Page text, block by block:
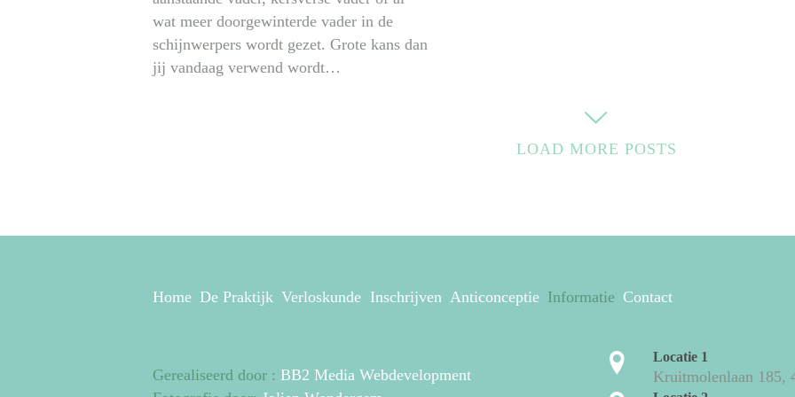
wat meer doorgewinterde vader in de
schijnwerpers wordt gezet. Grote kans dan
jij vandaag verwend wordt…
LOAD MORE POSTS
Home De Praktijk Verloskunde Inschrijven Anticonceptie Informatie Contact
Gerealiseerd door : BB2 Media Webdevelopment
Locatie 1
Kruitmolenlaan 185,